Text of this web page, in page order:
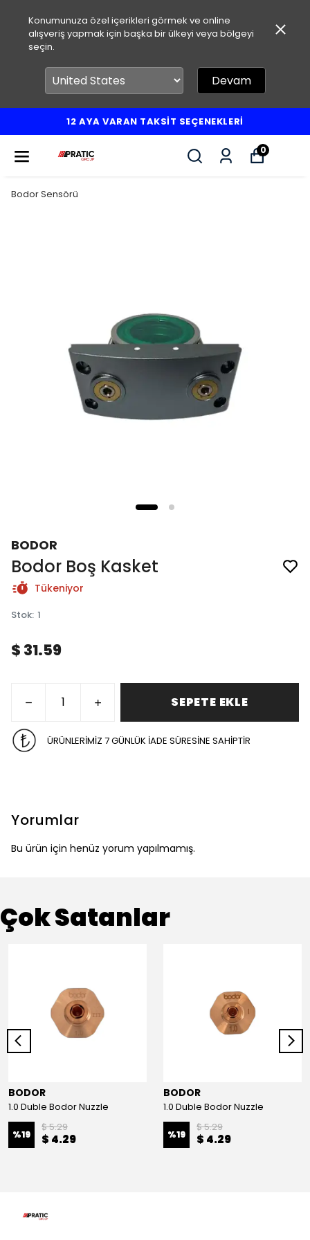
Konumunuza özel içerikleri görmek ve online
alışveriş yapmak için başka bir ülkeyi veya bölgeyi
seçin.
Devam
12 AYA VARAN TAKSİT SEÇENEKLERİ
0
Bodor Sensörü
BODOR
Bodor Boş Kasket
Tükeniyor
Stok: 1
$ 31.59
SEPETE EKLE
ÜRÜNLERİMİZ 7 GÜNLÜK İADE SÜRESİNE SAHİPTİR
Yorumlar
Bu ürün için henüz yorum yapılmamış.
Çok Satanlar
BODOR
1.0 Duble Bodor Nuzzle
%19
$ 5.29
$ 4.29
BODOR
1.0 Duble Bodor Nuzzle
%19
$ 5.29
$ 4.29